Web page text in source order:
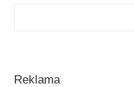
Reklama